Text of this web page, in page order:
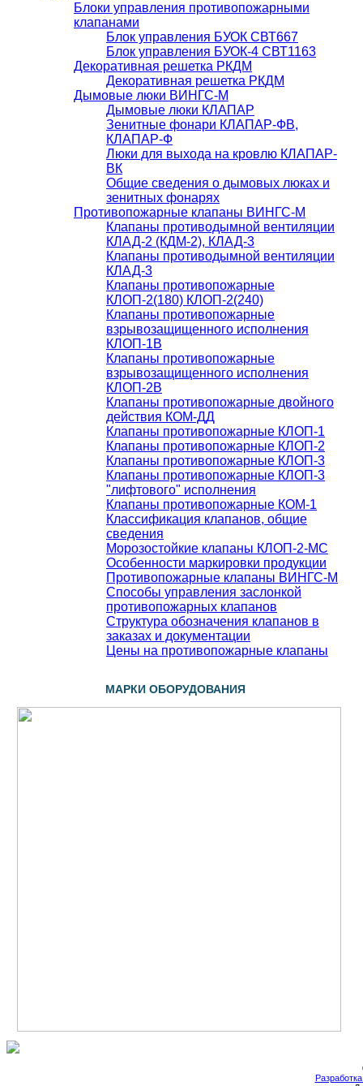
Блоки управления противопожарными
клапанами
Блок управления БУОК СВТ667
Блок управления БУОК-4 СВТ1163
Декоративная решетка РКДМ
Декоративная решетка РКДМ
Дымовые люки ВИНГС-М
Дымовые люки КЛАПАР
Зенитные фонари КЛАПАР-ФВ,
КЛАПАР-Ф
Люки для выхода на кровлю КЛАПАР-
ВК
Общие сведения о дымовых люках и
зенитных фонарях
Противопожарные клапаны ВИНГС-М
Клапаны противодымной вентиляции
КЛАД-2 (КДМ-2), КЛАД-3
Клапаны противодымной вентиляции
КЛАД-3
Клапаны противопожарные
КЛОП-2(180) КЛОП-2(240)
Клапаны противопожарные
взрывозащищенного исполнения
КЛОП-1В
Клапаны противопожарные
взрывозащищенного исполнения
КЛОП-2В
Клапаны противопожарные двойного
действия КОМ-ДД
Клапаны противопожарные КЛОП-1
Клапаны противопожарные КЛОП-2
Клапаны противопожарные КЛОП-3
Клапаны противопожарные КЛОП-3
"лифтового" исполнения
Клапаны противопожарные КОМ-1
Классификация клапанов, общие
сведения
Морозостойкие клапаны КЛОП-2-МС
Особенности маркировки продукции
Противопожарные клапаны ВИНГС-М
Способы управления заслонкой
противопожарных клапанов
Структура обозначения клапанов в
заказах и документации
Цены на противопожарные клапаны
МАРКИ ОБОРУДОВАНИЯ